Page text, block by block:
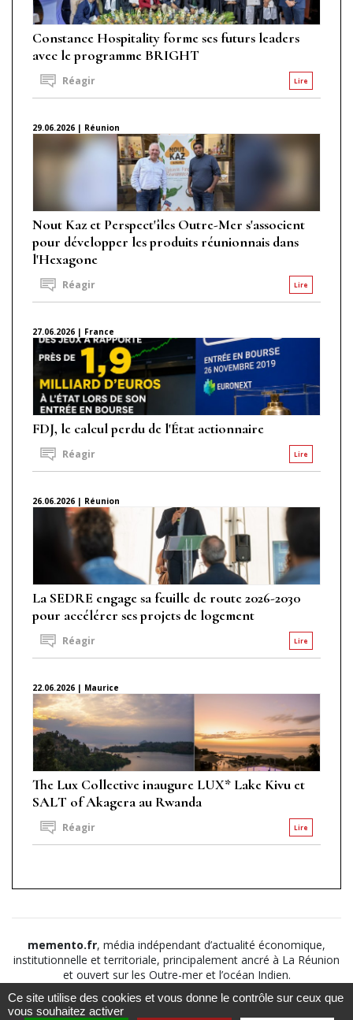
Constance Hospitality forme ses futurs leaders
avec le programme BRIGHT
Lire
Réagir
29.06.2026 | Réunion
Nout Kaz et Perspect'îles Outre-Mer s'associent
pour développer les produits réunionnais dans
l'Hexagone
Lire
Réagir
27.06.2026 | France
FDJ, le calcul perdu de l'État actionnaire
Lire
Réagir
26.06.2026 | Réunion
La SEDRE engage sa feuille de route 2026-2030
pour accélérer ses projets de logement
Lire
Réagir
22.06.2026 | Maurice
The Lux Collective inaugure LUX* Lake Kivu et
SALT of Akagera au Rwanda
Lire
Réagir
memento.fr, média indépendant d’actualité économique,
institutionnelle et territoriale, principalement ancré à La Réunion
et ouvert sur les Outre-mer et l’océan Indien.
©2026
Suivez nous sur Notice légale
Ce site utilise des cookies et vous donne le contrôle sur ceux que
vous souhaitez activer